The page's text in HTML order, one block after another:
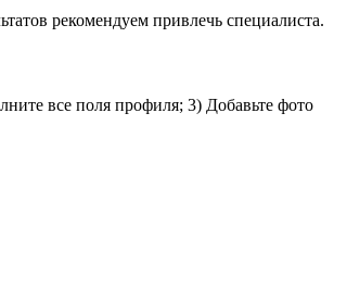
рекомендуем привлечь специалиста.
все поля профиля; 3) Добавьте фото